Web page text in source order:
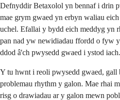
Defnyddir Betaxolol yn bennaf i drin
mae grym gwaed yn erbyn waliau
uchel. Efallai y bydd eich meddyg yn
pan nad yw newidiadau ffordd o fyw
ddod â'ch pwysedd gwaed i ystod iach.
Y tu hwnt i reoli pwysedd gwaed, gall
problemau rhythm y galon. Mae rhai
risg o drawiadau ar y galon mewn